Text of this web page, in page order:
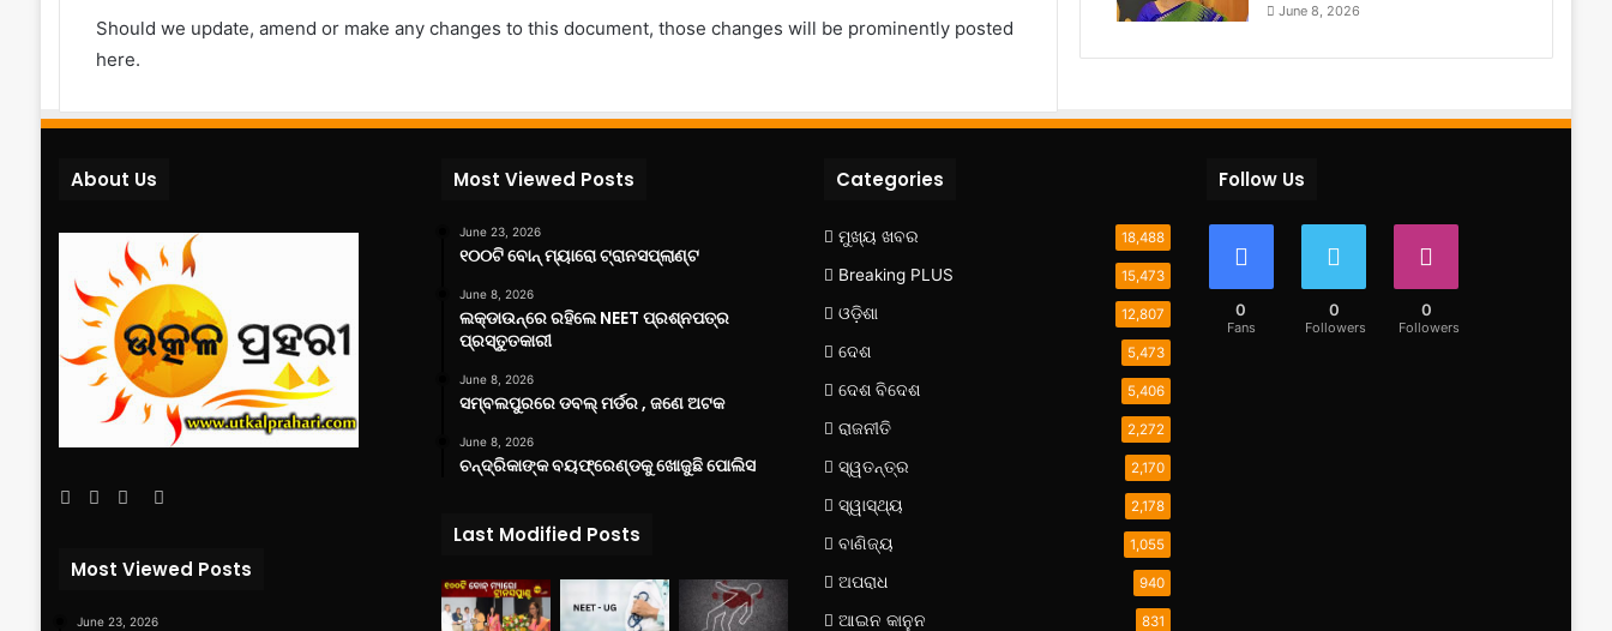
Should we update, amend or make any changes to this document, those changes will be prominently posted
here.
June 8, 2026
About Us
Facebook
TwitterYouTube
Most Viewed Posts
June 23, 2026
Most Viewed Posts
June 23, 2026
୧୦୦ଟି ବୋନ୍ ମ୍ୟାରୋ ଟ୍ରାନସପ୍ଲାଣ୍ଟ
June 8, 2026
ଲକ୍‌ଡାଉନ୍‌ରେ ରହିଲେ NEET ପ୍ରଶ୍ନପତ୍ର
ପ୍ରସ୍ତୁତକାରୀ
June 8, 2026
ସମ୍ବଲପୁରରେ ଡବଲ୍ ମର୍ଡର , ଜଣେ ଅଟକ
June 8, 2026
ଚନ୍ଦ୍ରିକାଙ୍କ ବୟଫ୍ରେଣ୍ଡକୁ ଖୋଜୁଛି ପୋଲିସ
Last Modified Posts
Categories
ମୁଖ୍ୟ ଖବର 18,488
Breaking PLUS 15,473
ଓଡ଼ିଶା 12,807
ଦେଶ 5,473
ଦେଶ ବିଦେଶ 5,406
ରାଜନୀତି 2,272
ସ୍ୱତନ୍ତ୍ର 2,170
ସ୍ୱାସ୍ଥ୍ୟ 2,178
ବାଣିଜ୍ୟ 1,055
ଅପରାଧ 940
ଆଇନ କାନୁନ 831
Follow Us
0
Fans
0
Followers
0
Followers